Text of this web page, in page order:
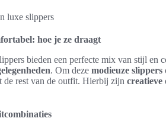
hoe je ze draagt
bieden een perfecte mix van stijl en
. Om deze modieuze slippers
de rest van de outfit. Hierbij zijn creatieve